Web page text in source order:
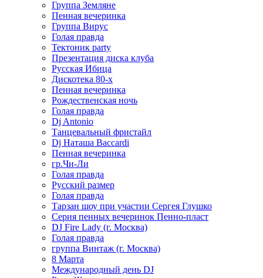
Группа Земляне
Пенная вечеринка
Группа Вирус
Голая правда
Тектоник party
Презентация диска клуба
Русская Ибица
Дискотека 80-х
Пенная вечеринка
Рождественская ночь
Голая правда
Dj Antonio
Танцевальный фристайл
Dj Наташа Baccardi
Пенная вечеринка
гр.Чи-Ли
Голая правда
Русский размер
Голая правда
Тарзан шоу при участии Сергея Глушко
Серия пенных вечеринок Пенно-пласт
DJ Fire Lady (г. Москва)
Голая правда
группа Винтаж (г. Москва)
8 Марта
Международный день DJ